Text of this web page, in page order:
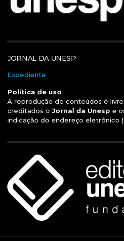
JORNAL DA UNESP
Expediente
Política de uso
A reprodução de conteúdos é
creditados o Jornal da Unesp e
indicação do endereço eletrônico